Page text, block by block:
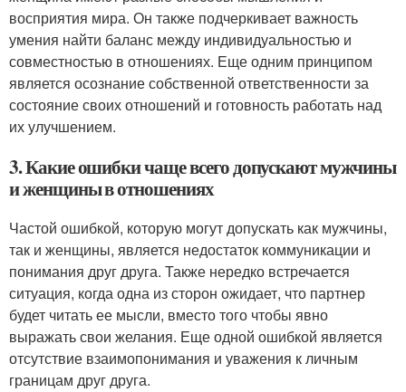
восприятия мира. Он также подчеркивает важность
умения найти баланс между индивидуальностью и
совместностью в отношениях. Еще одним принципом
является осознание собственной ответственности за
состояние своих отношений и готовность работать над
их улучшением.
3. Какие ошибки чаще всего допускают мужчины
и женщины в отношениях
Частой ошибкой, которую могут допускать как мужчины,
так и женщины, является недостаток коммуникации и
понимания друг друга. Также нередко встречается
ситуация, когда одна из сторон ожидает, что партнер
будет читать ее мысли, вместо того чтобы явно
выражать свои желания. Еще одной ошибкой является
отсутствие взаимопонимания и уважения к личным
границам друг друга.